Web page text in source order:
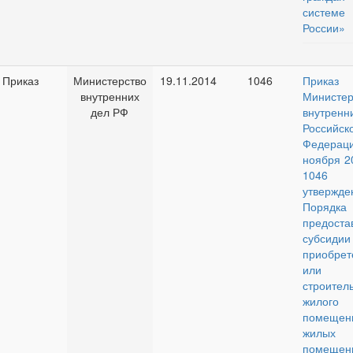
России»
Приказ
Министерство
внутренних
дел РФ
19.11.2014 1046
Приказ
ноября
Порядка
или
жилого
жилых